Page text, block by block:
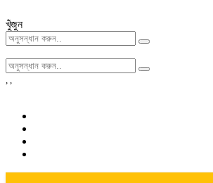
খুঁজুন
, ,